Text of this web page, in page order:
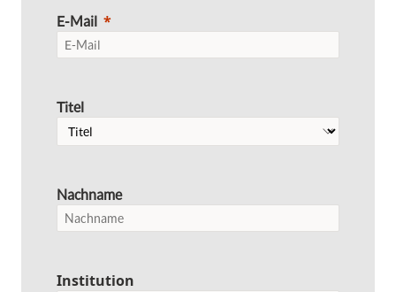
E-Mail
Titel
Nachname
Institution